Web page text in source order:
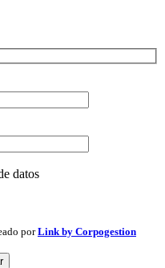
datos
porLink by Corpogestion